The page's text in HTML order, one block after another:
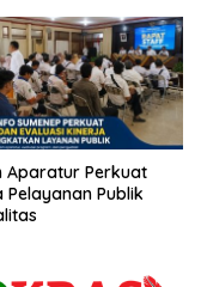
Aparatur Perkuat
Pelayanan Publik